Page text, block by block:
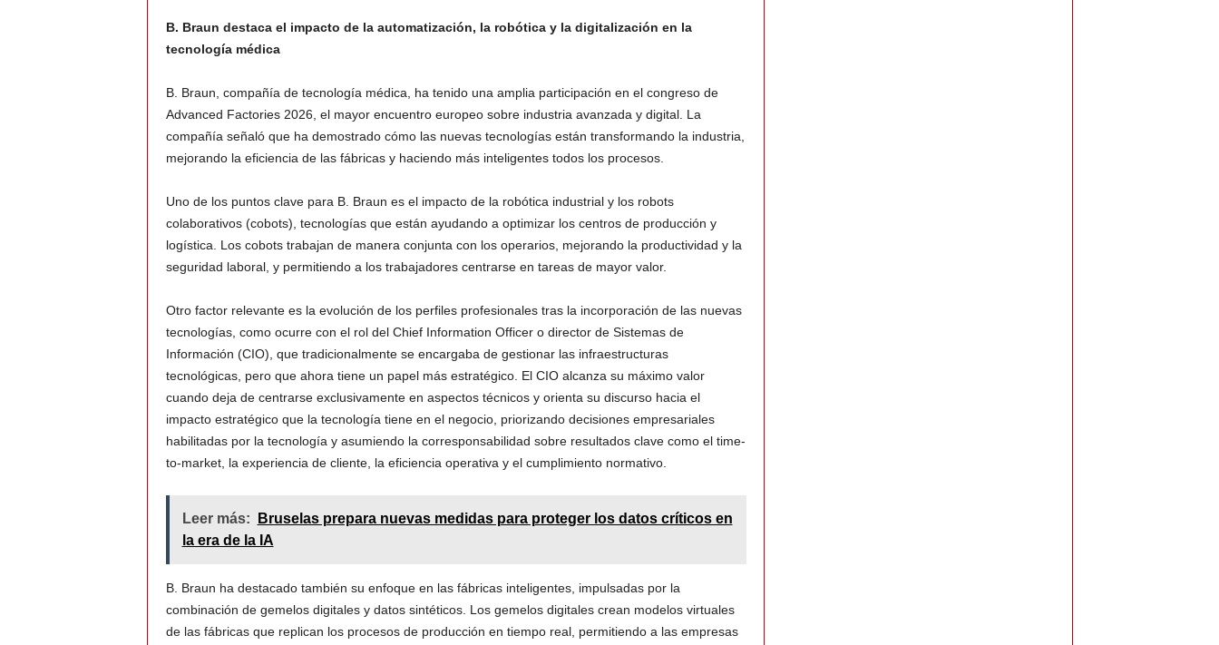
B. Braun destaca el impacto de la automatización, la robótica y la digitalización en la
tecnología médica
B. Braun, compañía de tecnología médica, ha tenido una amplia participación en el congreso de
Advanced Factories 2026, el mayor encuentro europeo sobre industria avanzada y digital. La
compañía señaló que ha demostrado cómo las nuevas tecnologías están transformando la industria,
mejorando la eficiencia de las fábricas y haciendo más inteligentes todos los procesos.
Uno de los puntos clave para B. Braun es el impacto de la robótica industrial y los robots
colaborativos (cobots), tecnologías que están ayudando a optimizar los centros de producción y
logística. Los cobots trabajan de manera conjunta con los operarios, mejorando la productividad y la
seguridad laboral, y permitiendo a los trabajadores centrarse en tareas de mayor valor.
Otro factor relevante es la evolución de los perfiles profesionales tras la incorporación de las nuevas
tecnologías, como ocurre con el rol del Chief Information Officer o director de Sistemas de
Información (CIO), que tradicionalmente se encargaba de gestionar las infraestructuras
tecnológicas, pero que ahora tiene un papel más estratégico. El CIO alcanza su máximo valor
cuando deja de centrarse exclusivamente en aspectos técnicos y orienta su discurso hacia el
impacto estratégico que la tecnología tiene en el negocio, priorizando decisiones empresariales
habilitadas por la tecnología y asumiendo la corresponsabilidad sobre resultados clave como el time-
to-market, la experiencia de cliente, la eficiencia operativa y el cumplimiento normativo.
Leer más:
Bruselas prepara nuevas medidas para proteger los datos críticos en
la era de la IA
B. Braun ha destacado también su enfoque en las fábricas inteligentes, impulsadas por la
combinación de gemelos digitales y datos sintéticos. Los gemelos digitales crean modelos virtuales
de las fábricas que replican los procesos de producción en tiempo real, permitiendo a las empresas